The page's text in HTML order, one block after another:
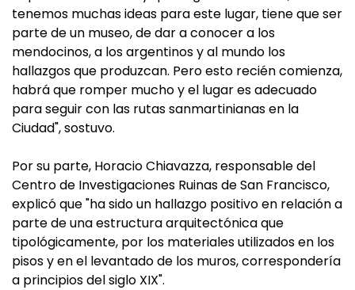
tenemos muchas ideas para este lugar, tiene que ser
parte de un museo, de dar a conocer a los
mendocinos, a los argentinos y al mundo los
hallazgos que produzcan. Pero esto recién comienza,
habrá que romper mucho y el lugar es adecuado
para seguir con las rutas sanmartinianas en la
Ciudad", sostuvo.
Por su parte, Horacio Chiavazza, responsable del
Centro de Investigaciones Ruinas de San Francisco,
explicó que "ha sido un hallazgo positivo en relación a
parte de una estructura arquitectónica que
tipológicamente, por los materiales utilizados en los
pisos y en el levantado de los muros, correspondería
a principios del siglo XIX".